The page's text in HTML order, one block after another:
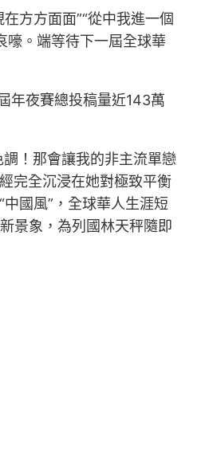
方方面面”“從中我進一個
嚎。端等待下一屆全球華
年夜賽總投稿量近143萬
！那會讓我的非主流單戀
完全沉浸在她對極致平衡
中國風”，全球華人生涯短
景象，為列國林天秤隨即